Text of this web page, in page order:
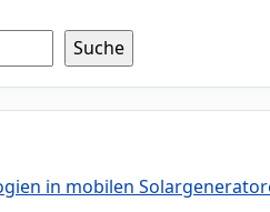
Suche
in mobilen